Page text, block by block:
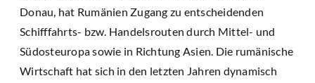
Donau, hat Rumänien Zugang zu entscheidenden
Schifffahrts- bzw. Handelsrouten durch Mittel- und
Südosteuropa sowie in Richtung Asien. Die rumänische
Wirtschaft hat sich in den letzten Jahren dynamisch